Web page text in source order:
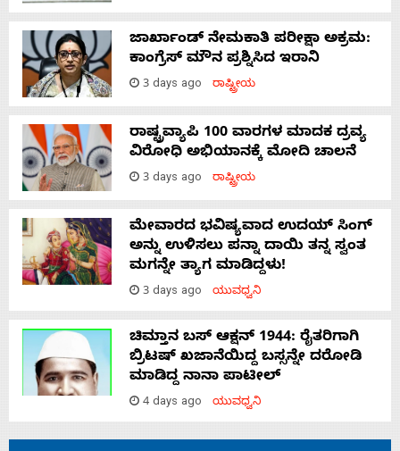
ಜಾರ್ಖಾಂಡ್‌ ನೇಮಕಾತಿ ಪರೀಕ್ಷಾ ಅಕ್ರಮ:
ಕಾಂಗ್ರೆಸ್‌ ಮೌನ ಪ್ರಶ್ನಿಸಿದ ಇರಾನಿ
3 days ago ರಾಷ್ಟ್ರೀಯ
ರಾಷ್ಟ್ರವ್ಯಾಪಿ 100 ವಾರಗಳ ಮಾದಕ ದ್ರವ್ಯ
ವಿರೋಧಿ ಅಭಿಯಾನಕ್ಕೆ ಮೋದಿ ಚಾಲನೆ
3 days ago ರಾಷ್ಟ್ರೀಯ
ಮೇವಾರದ ಭವಿಷ್ಯವಾದ ಉದಯ್ ಸಿಂಗ್
ಅನ್ನು ಉಳಿಸಲು ಪನ್ನಾ ದಾಯಿ ತನ್ನ ಸ್ವಂತ
ಮಗನ್ನೇ ತ್ಯಾಗ ಮಾಡಿದ್ದಳು!
3 days ago ಯುವಧ್ವನಿ
ಚಿಮ್ತಾನ ಬಸ್ ಆಕ್ಷನ್ 1944: ರೈತರಿಗಾಗಿ
ಬ್ರಿಟಷ್‌ ಖಜಾನೆಯಿದ್ದ ಬಸ್ಸನ್ನೇ ದರೋಡಿ
ಮಾಡಿದ್ದ ನಾನಾ ಪಾಟೀಲ್
4 days ago ಯುವಧ್ವನಿ